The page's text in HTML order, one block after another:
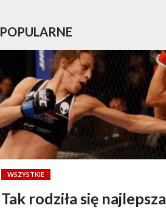
POPULARNE
WSZYSTKIE
Tak rodziła się najlepsza